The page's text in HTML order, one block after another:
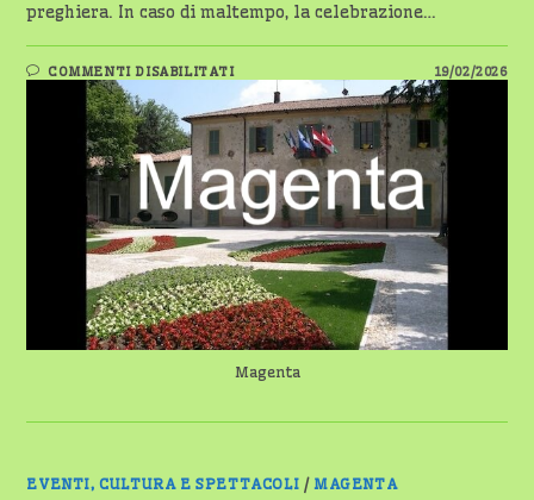
preghiera. In caso di maltempo, la celebrazione…
COMMENTI DISABILITATISU
MAGENTA
SI
PREPARA
AD
ACCOGLIERE
VENERDÌ
27
FEBBRAIO
ALLE
ORE
20.45
L’ARCIVESCOVO
DI
MILANO,
MARIO
DELPINI,
PER
LA
PRIMA
VIA
QUARESIMA
PASTORALE
IV.
19/02/2026
Magenta
EVENTI, CULTURA E SPETTACOLI / MAGENTA